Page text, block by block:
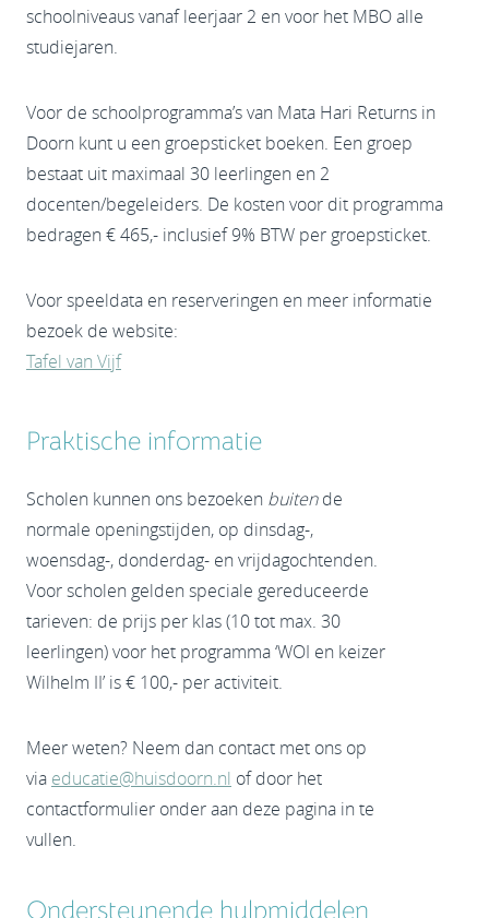
schoolniveaus vanaf leerjaar 2 en voor het MBO alle
studiejaren.
Voor de schoolprogramma’s van Mata Hari Returns in
Doorn kunt u een groepsticket boeken. Een groep
bestaat uit maximaal 30 leerlingen en 2
docenten/begeleiders. De kosten voor dit programma
bedragen € 465,- inclusief 9% BTW per groepsticket.
Voor speeldata en reserveringen en meer informatie
bezoek de website:
Tafel van Vijf
Praktische informatie
Scholen kunnen ons bezoeken buitende
normale openingstijden, op dinsdag-,
woensdag-, donderdag- en vrijdagochtenden.
Voor scholen gelden speciale gereduceerde
tarieven: de prijs per klas (10 tot max. 30
leerlingen) voor het programma ‘WOI en keizer
Wilhelm II’ is € 100,- per activiteit.
Meer weten? Neem dan contact met ons op
via educatie@huisdoorn.nl of door het
contactformulier onder aan deze pagina in te
vullen.
Ondersteunende hulpmiddelen